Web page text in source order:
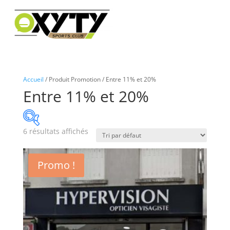
Accueil / Produit Promotion / Entre 11% et 20%
Entre 11% et 20%
6 résultats affichés
Promo !